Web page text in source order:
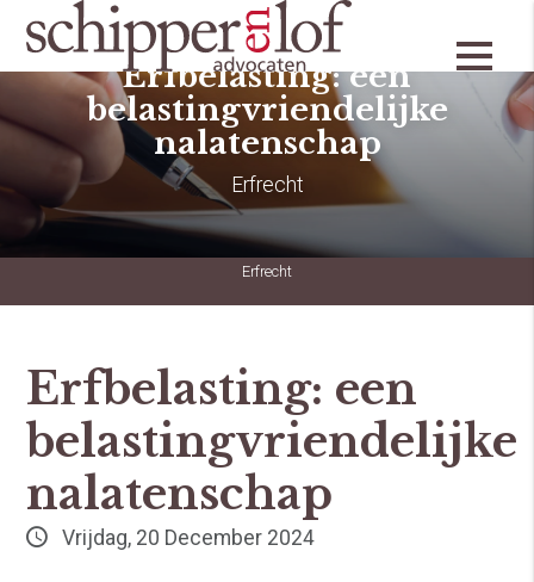
Erfbelasting: een
belastingvriendelijke
nalatenschap
Erfrecht
Erfrecht
Erfbelasting: een
belastingvriendelijke
nalatenschap
Vrijdag, 20 December 2024